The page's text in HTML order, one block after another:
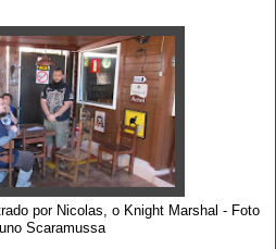
por Nicolas, o Knight Marshal - Foto
Scaramussa